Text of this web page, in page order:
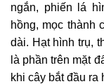
ngắn, phiến lá
hồng, mọc thành
dài. Hạt hình trụ,
là phần trên mặt
khi cây bắt đầu ra